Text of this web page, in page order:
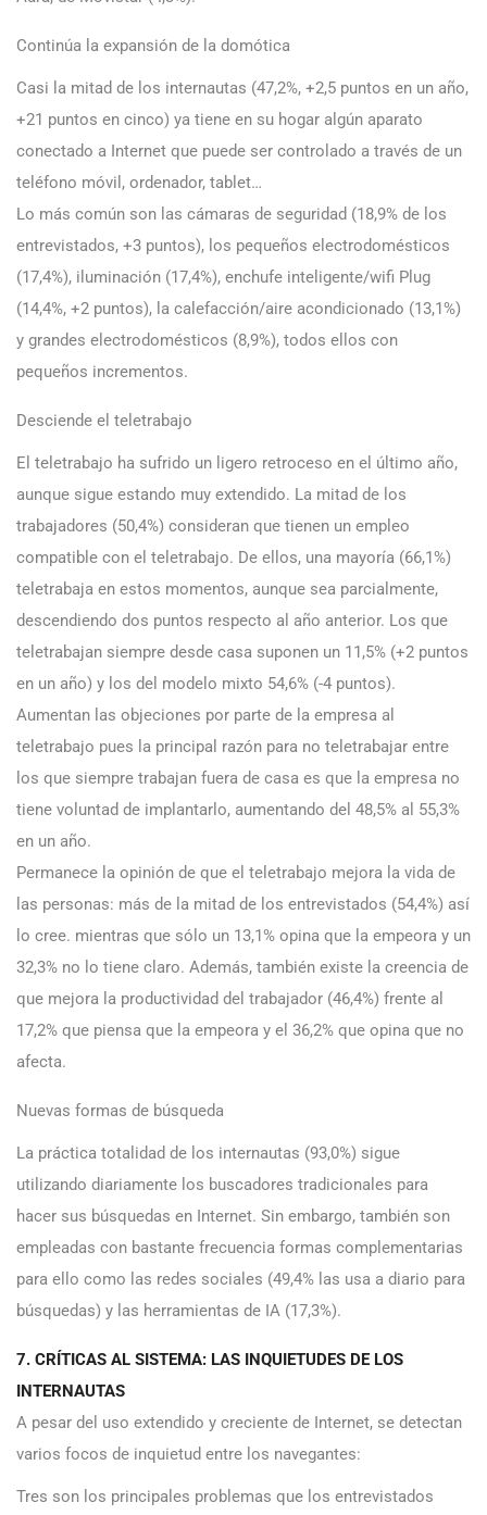
Continúa la expansión de la domótica
Casi la mitad de los internautas (47,2%, +2,5 puntos en un año,
+21 puntos en cinco) ya tiene en su hogar algún aparato
conectado a Internet que puede ser controlado a través de un
teléfono móvil, ordenador, tablet…
Lo más común son las cámaras de seguridad (18,9% de los
entrevistados, +3 puntos), los pequeños electrodomésticos
(17,4%), iluminación (17,4%), enchufe inteligente/wifi Plug
(14,4%, +2 puntos), la calefacción/aire acondicionado (13,1%)
y grandes electrodomésticos (8,9%), todos ellos con
pequeños incrementos.
Desciende el teletrabajo
El teletrabajo ha sufrido un ligero retroceso en el último año,
aunque sigue estando muy extendido. La mitad de los
trabajadores (50,4%) consideran que tienen un empleo
compatible con el teletrabajo. De ellos, una mayoría (66,1%)
teletrabaja en estos momentos, aunque sea parcialmente,
descendiendo dos puntos respecto al año anterior. Los que
teletrabajan siempre desde casa suponen un 11,5% (+2 puntos
en un año) y los del modelo mixto 54,6% (-4 puntos).
Aumentan las objeciones por parte de la empresa al
teletrabajo pues la principal razón para no teletrabajar entre
los que siempre trabajan fuera de casa es que la empresa no
tiene voluntad de implantarlo, aumentando del 48,5% al 55,3%
en un año.
Permanece la opinión de que el teletrabajo mejora la vida de
las personas: más de la mitad de los entrevistados (54,4%) así
lo cree. mientras que sólo un 13,1% opina que la empeora y un
32,3% no lo tiene claro. Además, también existe la creencia de
que mejora la productividad del trabajador (46,4%) frente al
17,2% que piensa que la empeora y el 36,2% que opina que no
afecta.
Nuevas formas de búsqueda
La práctica totalidad de los internautas (93,0%) sigue
utilizando diariamente los buscadores tradicionales para
hacer sus búsquedas en Internet. Sin embargo, también son
empleadas con bastante frecuencia formas complementarias
para ello como las redes sociales (49,4% las usa a diario para
búsquedas) y las herramientas de IA (17,3%).
7. CRÍTICAS AL SISTEMA: LAS INQUIETUDES DE LOS
INTERNAUTAS
A pesar del uso extendido y creciente de Internet, se detectan
varios focos de inquietud entre los navegantes:
Tres son los principales problemas que los entrevistados